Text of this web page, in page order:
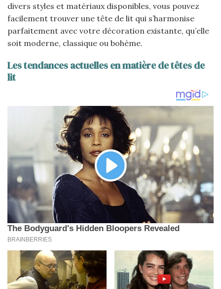
divers styles et matériaux disponibles, vous pouvez
facilement trouver une tête de lit qui s’harmonise
parfaitement avec votre décoration existante, qu’elle
soit moderne, classique ou bohème.
Les tendances actuelles en matière de têtes de
lit